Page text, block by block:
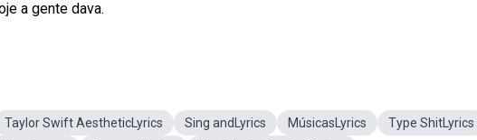
a gente dava.
Taylor Swift AestheticLyrics Sing andLyrics MúsicasLyrics
Type ShitLyrics